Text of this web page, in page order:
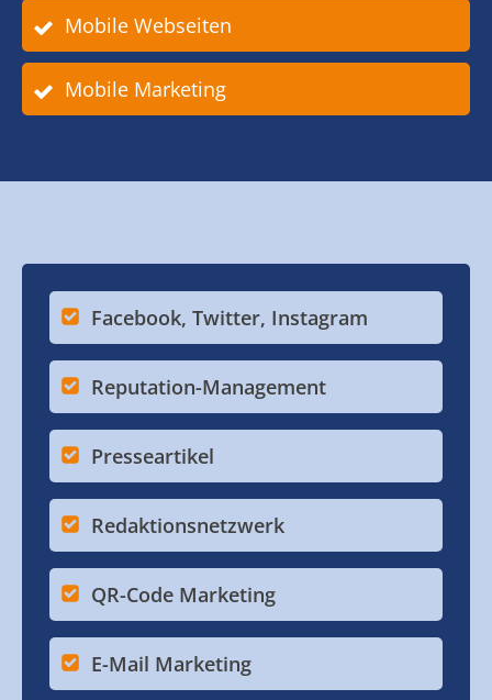
Mobile Webseiten
Mobile Marketing
Facebook, Twitter, Instagram
Reputation-Management
Presseartikel
Redaktionsnetzwerk
QR-Code Marketing
E-Mail Marketing